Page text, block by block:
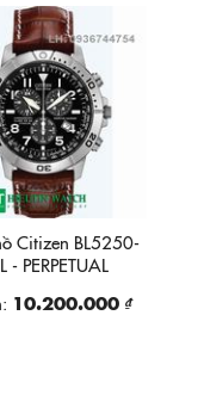
Citizen BL5250-
- PERPETUAL
10.200.000 ₫